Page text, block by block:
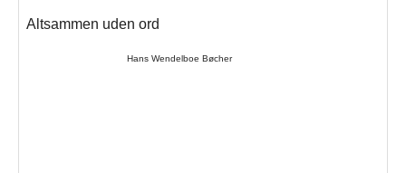
Altsammen uden ord
Hans Wendelboe Bøcher